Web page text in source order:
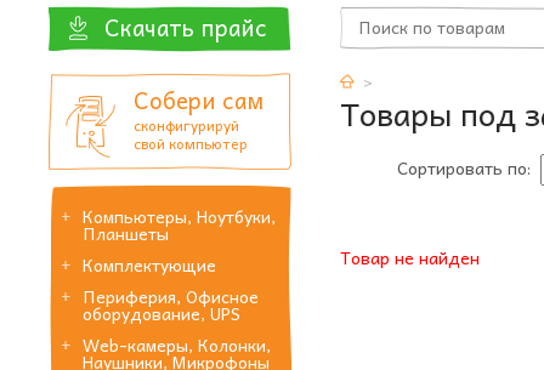
Скачать прайс
Собери сам
сконфигурируй
свой компьютер
Компьютеры, Ноутбуки,
Планшеты
Комплектующие
Периферия, Офисное
оборудование, UPS
Web-камеры, Колонки,
Наушники, Микрофоны
Товары под
Сортировать по:
Товар не найден